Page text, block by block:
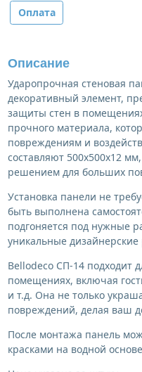
Оплата
Описание
Ударопрочная стеновая
декоративный элемент,
защиты стен в
прочного материала,
повреждениям и
составляют 500x500x12
решением для больших
Установка панели не
быть выполнена
подгоняется под нужные
уникальные
Bellodeco СП-14 подходит
помещениях, включая
и т.д. Она не только
повреждений, делая ваш
После монтажа панель
красками на водной